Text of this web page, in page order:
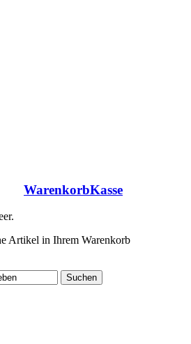
WarenkorbKasse
Artikel in Ihrem Warenkorb